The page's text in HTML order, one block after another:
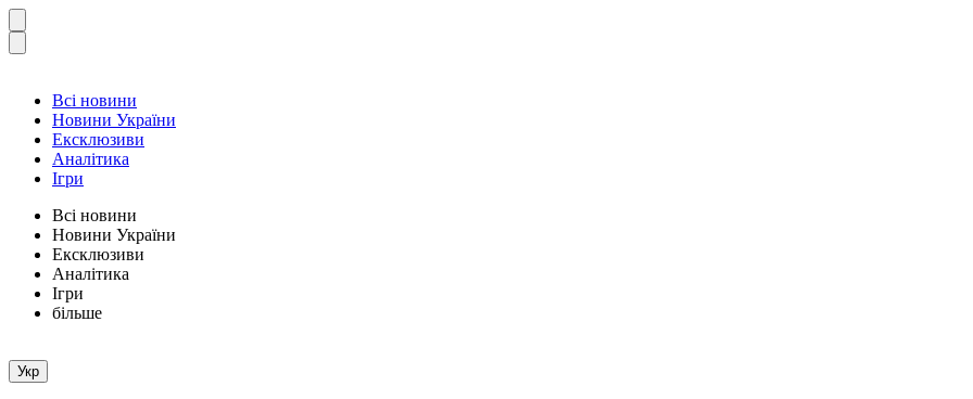
Всі новини
Новини України
Ексклюзиви
Аналітика
Ігри
Всі новини
Новини України
Ексклюзиви
Аналітика
Ігри
більше
Укр